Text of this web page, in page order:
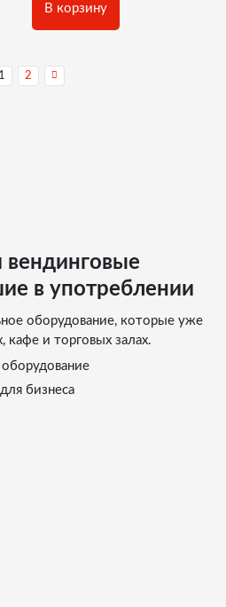
В корзину
1 2
в употреблении
оборудование, которые уже
кафе и торговых залах.
бизнеса